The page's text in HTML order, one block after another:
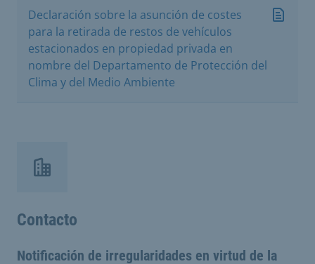
Declaración sobre la asunción de costes
para la retirada de restos de vehículos
estacionados en propiedad privada en
nombre del Departamento de Protección del
Clima y del Medio Ambiente
Contacto
Notificación de irregularidades en virtud de la